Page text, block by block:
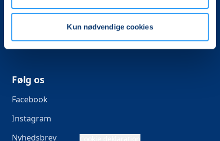
Kun nødvendige cookies
Følg os
Facebook
Instagram
Nyhedsbrev